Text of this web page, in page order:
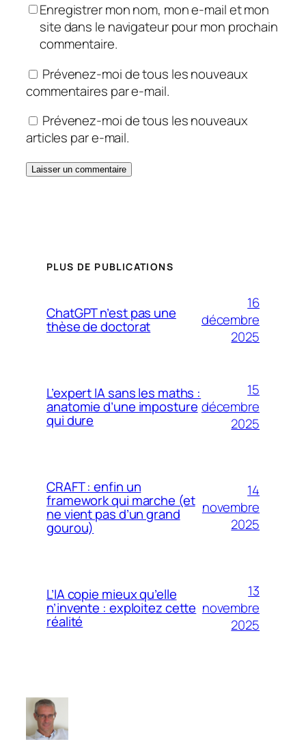
Enregistrer mon nom, mon e-mail et mon
site dans le navigateur pour mon prochain
commentaire.
Prévenez-moi de tous les nouveaux
commentaires par e-mail.
Prévenez-moi de tous les nouveaux
articles par e-mail.
PLUS DE PUBLICATIONS
ChatGPT n’est pas une
thèse de doctorat
16
décembre
2025
L’expert IA sans les maths :
anatomie d’une imposture
qui dure
15
décembre
2025
CRAFT : enfin un
framework qui marche (et
ne vient pas d’un grand
gourou)
14
novembre
2025
L’IA copie mieux qu’elle
n’invente : exploitez cette
réalité
13
novembre
2025